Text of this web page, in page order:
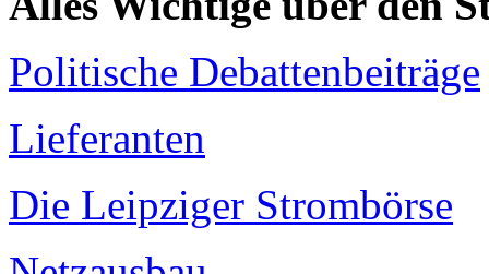
Politische Debattenbeiträge
Lieferanten
Die Leipziger Strombörse